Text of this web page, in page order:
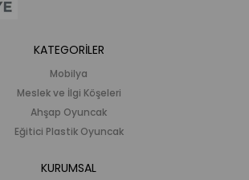
KATEGORİLER
Mobilya
Meslek ve İlgi Köşeleri
Ahşap Oyuncak
Eğitici Plastik Oyuncak
KURUMSAL